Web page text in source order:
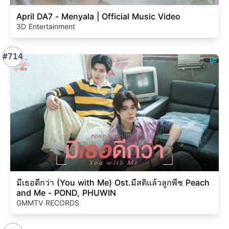
April DA7 - Menyala | Official Music Video
3D Entertainment
#714
มีเธอดีกว่า (You with Me) Ost.มีสติแล้วลูกพีช Peach
and Me - POND, PHUWIN
GMMTV RECORDS